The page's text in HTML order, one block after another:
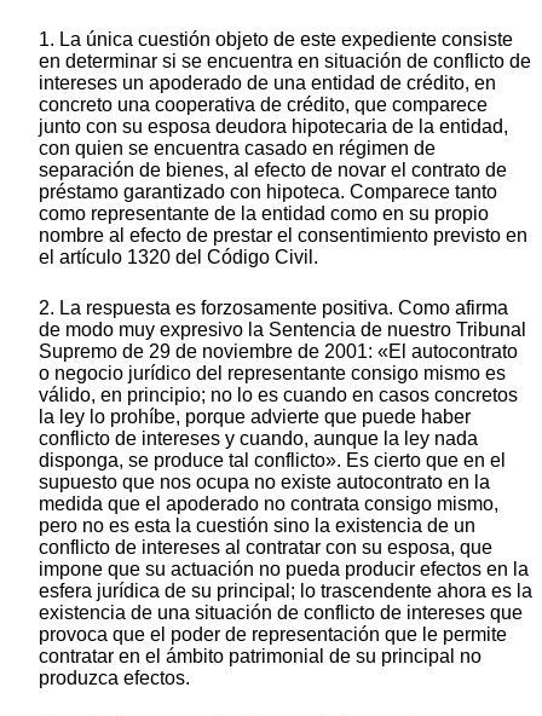
1. La única cuestión objeto de este expediente consiste
en determinar si se encuentra en situación de conflicto de
intereses un apoderado de una entidad de crédito, en
concreto una cooperativa de crédito, que comparece
junto con su esposa deudora hipotecaria de la entidad,
con quien se encuentra casado en régimen de
separación de bienes, al efecto de novar el contrato de
préstamo garantizado con hipoteca. Comparece tanto
como representante de la entidad como en su propio
nombre al efecto de prestar el consentimiento previsto en
el artículo 1320 del Código Civil.
2. La respuesta es forzosamente positiva. Como afirma
de modo muy expresivo la Sentencia de nuestro Tribunal
Supremo de 29 de noviembre de 2001: «El autocontrato
o negocio jurídico del representante consigo mismo es
válido, en principio; no lo es cuando en casos concretos
la ley lo prohíbe, porque advierte que puede haber
conflicto de intereses y cuando, aunque la ley nada
disponga, se produce tal conflicto». Es cierto que en el
supuesto que nos ocupa no existe autocontrato en la
medida que el apoderado no contrata consigo mismo,
pero no es esta la cuestión sino la existencia de un
conflicto de intereses al contratar con su esposa, que
impone que su actuación no pueda producir efectos en la
esfera jurídica de su principal; lo trascendente ahora es la
existencia de una situación de conflicto de intereses que
provoca que el poder de representación que le permite
contratar en el ámbito patrimonial de su principal no
produzca efectos.